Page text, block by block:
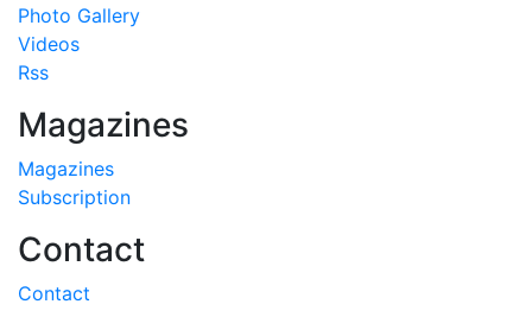
Photo Gallery
Videos
Rss
Magazines
Magazines
Subscription
Contact
Contact